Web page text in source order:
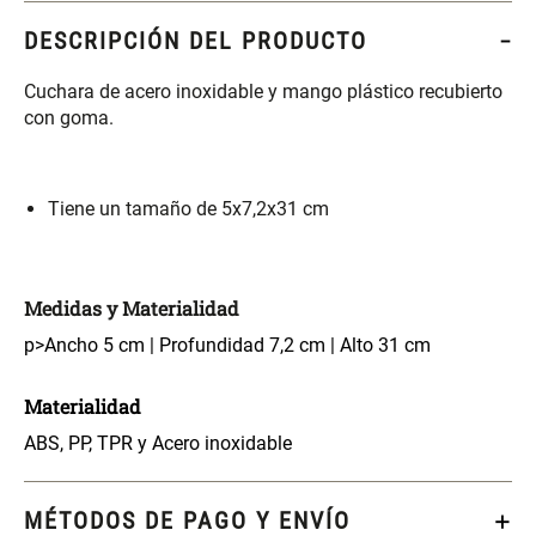
DESCRIPCIÓN DEL PRODUCTO
Cuchara de acero inoxidable y mango plástico recubierto
con goma.
Tiene un tamaño de 5x7,2x31 cm
Medidas y Materialidad
p>Ancho 5 cm | Profundidad 7,2 cm | Alto 31 cm
Materialidad
ABS, PP, TPR y Acero inoxidable
MÉTODOS DE PAGO Y ENVÍO
S/ 261.00 S/ 88.40
Set Sábanas Algodón satín 240
Hilos
Almohada Memory + Gel
S/ 69.90S/ 59.40
x 33 x 80 cm
S/ 319.00 S/ 254.90 S/ 74.90
Plumón Pluma
Silla Metálica Plegable